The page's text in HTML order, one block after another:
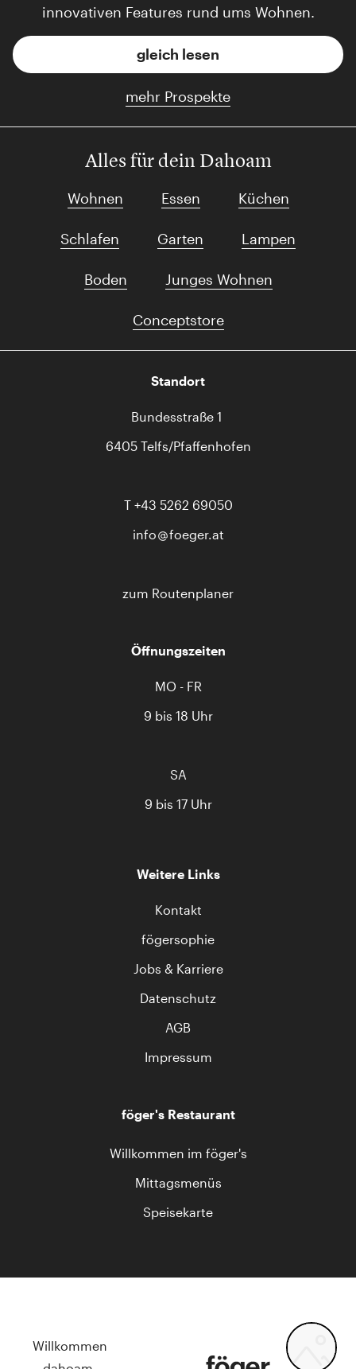
innovativen Features rund ums Wohnen.
gleich lesen
mehr Prospekte
Alles für dein Dahoam
Wohnen Essen Küchen
Schlafen Garten Lampen
Boden Junges Wohnen
Conceptstore
Standort
Bundesstraße 1
6405 Telfs/Pfaffenhofen
T +43 5262 69050
info
foeger.at
zum Routenplaner
Öffnungszeiten
MO - FR
9 bis 18 Uhr
SA
9 bis 17 Uhr
Weitere Links
Kontakt
fögersophie
Jobs & Karriere
Datenschutz
AGB
Impressum
föger's Restaurant
Willkommen im föger's
Mittagsmenüs
Speisekarte
Willkommen